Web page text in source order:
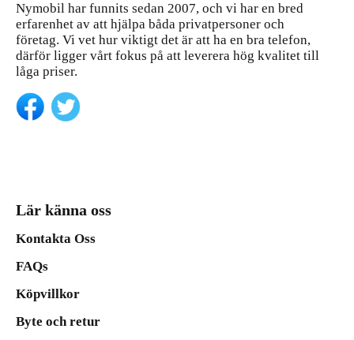
Nymobil har funnits sedan 2007, och vi har en bred
erfarenhet av att hjälpa båda privatpersoner och
företag. Vi vet hur viktigt det är att ha en bra telefon,
därför ligger vårt fokus på att leverera hög kvalitet till
låga priser.
Lär känna oss
Kontakta Oss
FAQs
Köpvillkor
Byte och retur